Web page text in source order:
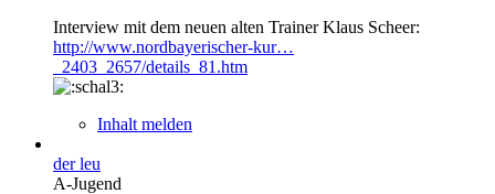
Interview mit dem neuen alten Trainer Klaus Scheer:
http://www.nordbayerischer-kur…
_2403_2657/details_81.htm
Inhalt melden
der leu
A-Jugend